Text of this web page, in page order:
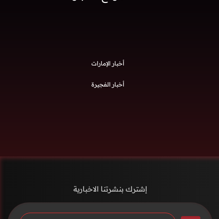
أخبار الإمارات
أخبار الفجيرة
إشترك بنشرتنا الاخبارية